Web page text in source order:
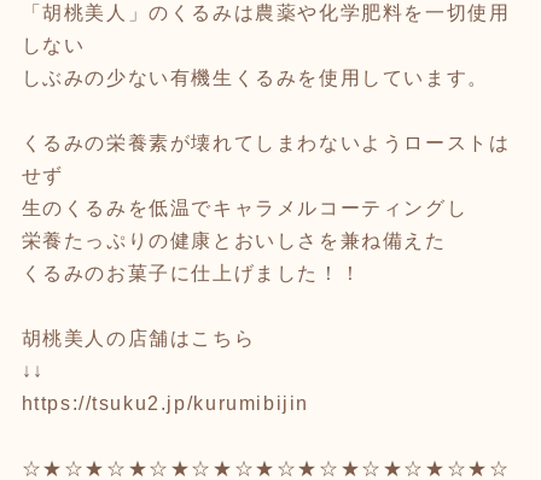
「胡桃美人」のくるみは農薬や化学肥料を一切使用
しない
しぶみの少ない有機生くるみを使用しています。
くるみの栄養素が壊れてしまわないようローストは
せず
生のくるみを低温でキャラメルコーティングし
栄養たっぷりの健康とおいしさを兼ね備えた
くるみのお菓子に仕上げました！！
胡桃美人の店舗はこちら
↓↓
https://tsuku2.jp/kurumibijin
☆★☆★☆★☆★☆★☆★☆★☆★☆★☆★☆★☆